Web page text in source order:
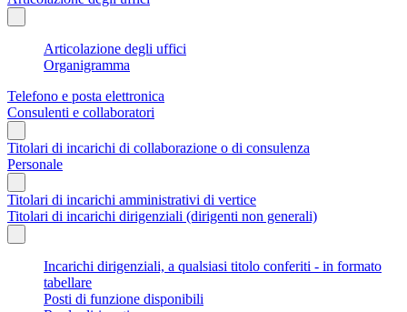
Articolazione degli uffici
Organigramma
Telefono e posta elettronica
Consulenti e collaboratori
Titolari di incarichi di collaborazione o di consulenza
Personale
Titolari di incarichi amministrativi di vertice
Titolari di incarichi dirigenziali (dirigenti non generali)
Incarichi dirigenziali, a qualsiasi titolo conferiti - in formato
tabellare
Posti di funzione disponibili